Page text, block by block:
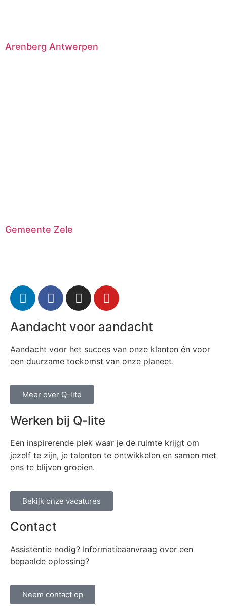
Arenberg Antwerpen
Gemeente Zele
Aandacht voor aandacht
Aandacht voor het succes van onze klanten én voor
een duurzame toekomst van onze planeet.
Meer over Q-lite
Werken bij Q-lite
Een inspirerende plek waar je de ruimte krijgt om
jezelf te zijn, je talenten te ontwikkelen en samen met
ons te blijven groeien.
Bekijk onze vacatures
Contact
Assistentie nodig? Informatieaanvraag over een
bepaalde oplossing?
Neem contact op